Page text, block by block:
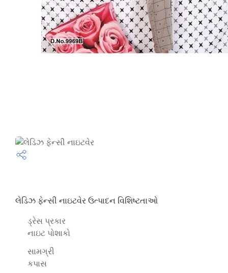
લેડિઝ ફેન્સી નાઇટવેર ઉત્પાદન વિશિષ્ટતાઓ
ડ્રેસ પ્રકાર
નાઇટ પોશાકો
સામગ્રી
કપાસ